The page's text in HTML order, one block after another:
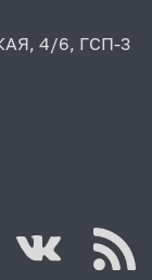
4/6, ГСП-3